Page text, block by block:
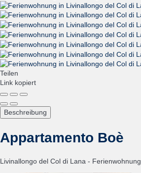
Teilen
Link kopiert
Beschreibung
Appartamento Boè
Livinallongo del Col di Lana - Ferienwohnung